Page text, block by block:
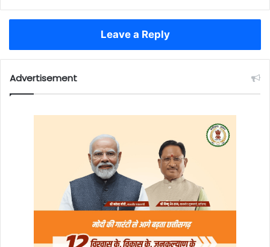
Leave a Reply
Advertisement